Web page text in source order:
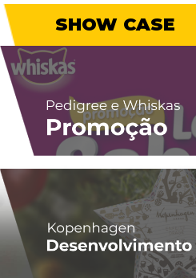
SHOW CASE